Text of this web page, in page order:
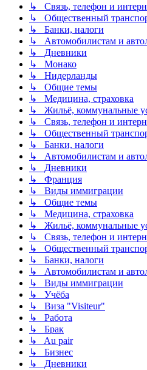
↳ Связь, телефон и
↳ Общественный
↳ Банки, налоги
↳ Автомобилистам и
↳ Дневники
↳ Монако
↳ Нидерланды
↳ Общие темы
↳ Медицина, страховка
↳ Жильё, коммунальные
↳ Связь, телефон и
↳ Общественный
↳ Банки, налоги
↳ Автомобилистам и
↳ Дневники
↳ Франция
↳ Виды иммиграции
↳ Общие темы
↳ Медицина, страховка
↳ Жильё, коммунальные
↳ Связь, телефон и
↳ Общественный
↳ Банки, налоги
↳ Автомобилистам и
↳ Виды иммиграции
↳ Учёба
↳ Виза "Visiteur"
↳ Работа
↳ Брак
↳ Au pair
↳ Бизнес
↳ Дневники